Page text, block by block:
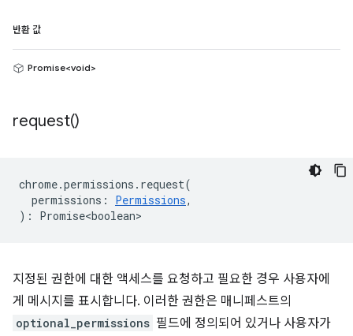
반환 값
Promise<void>
request()
chrome.permissions . request(
permissions : Permissions,
) : Promise<boolean>
지정된 권한에 대한 액세스를 요청하고 필요한 경우 사용자에
게 메시지를 표시합니다. 이러한 권한은 매니페스트의
optional_permissions 필드에 정의되어 있거나 사용자가